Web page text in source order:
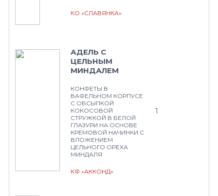
КО «СЛАВЯНКА»
АДЕЛЬ С
ЦЕЛЬНЫМ
МИНДАЛЕМ
КОНФЕТЫ В
ВАФЕЛЬНОМ КОРПУСЕ
С ОБСЫПКОЙ
КОКОСОВОЙ
СТРУЖКОЙ В БЕЛОЙ
ГЛАЗУРИ НА ОСНОВЕ
КРЕМОВОЙ НАЧИНКИ С
ВЛОЖЕНИЕМ
ЦЕЛЬНОГО ОРЕХА
МИНДАЛЯ
КФ «АККОНД»
1